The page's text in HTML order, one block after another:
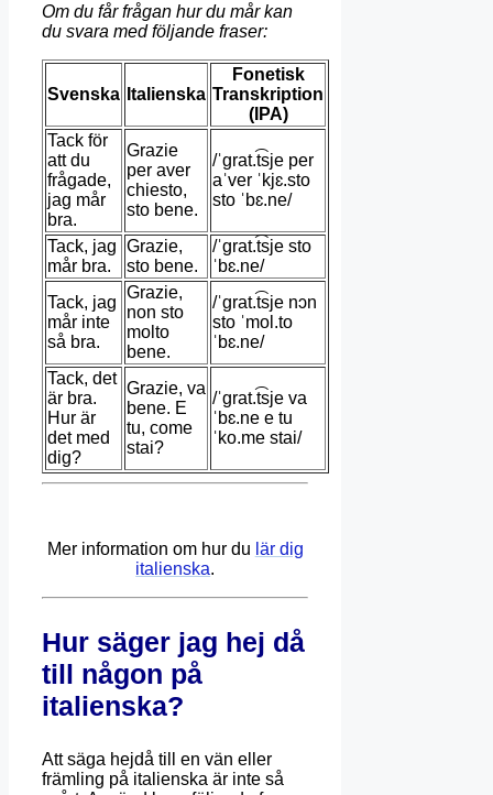
Om du får frågan hur du mår kan
du svara med följande fraser:
Svenska Italienska
Fonetisk
Transkription
(IPA)
Tack för
att du
frågade,
jag mår
bra.
Grazie
per aver
chiesto,
sto bene.
/ˈɡrat.t͡sje per
aˈver ˈkjɛ.sto
sto ˈbɛ.ne/
Tack, jag
mår bra.
Grazie,
sto bene.
/ˈɡrat.t͡sje sto
ˈbɛ.ne/
Tack, jag
mår inte
så bra.
Grazie,
non sto
molto
bene.
/ˈɡrat.t͡sje nɔn
sto ˈmol.to
ˈbɛ.ne/
Tack, det
är bra.
Hur är
det med
dig?
Grazie, va
bene. E
tu, come
stai?
/ˈɡrat.t͡sje va
ˈbɛ.ne e tu
ˈko.me stai/
Mer information om hur du lär dig
italienska.
Hur säger jag hej då
till någon på
italienska?
Att säga hejdå till en vän eller
främling på italienska är inte så